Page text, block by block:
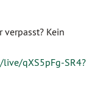
Kein
qXS5pFg-SR4?